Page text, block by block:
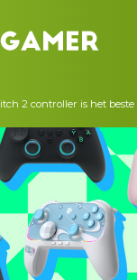
2 controller is het beste